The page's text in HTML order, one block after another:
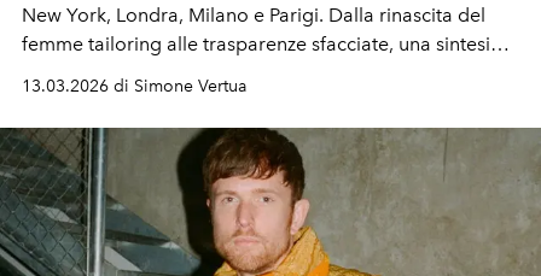
New York, Londra, Milano e Parigi. Dalla rinascita del
femme tailoring alle trasparenze sfacciate, una sintesi
tendenze
13.03.2026 di Simone Vertua